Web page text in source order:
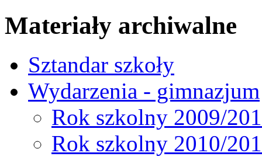
Materiały archiwalne
Sztandar szkoły
Wydarzenia - gimnazjum
Rok szkolny 2009/
Rok szkolny 2010/